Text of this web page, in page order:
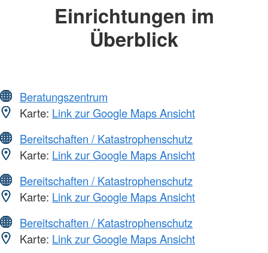
Einrichtungen im
Überblick
Beratungszentrum
Karte: Link zur Google Maps Ansicht
Bereitschaften / Katastrophenschutz
Karte: Link zur Google Maps Ansicht
Bereitschaften / Katastrophenschutz
Karte: Link zur Google Maps Ansicht
Bereitschaften / Katastrophenschutz
Karte: Link zur Google Maps Ansicht